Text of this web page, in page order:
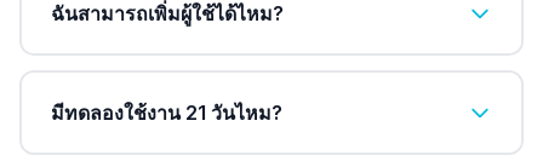
ฉันสามารถเพิ่มผู้ใช้ได้ไหม?
มีทดลองใช้งาน 21 วันไหม?